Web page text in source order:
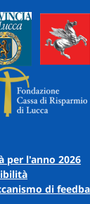
per l'anno 2026
di